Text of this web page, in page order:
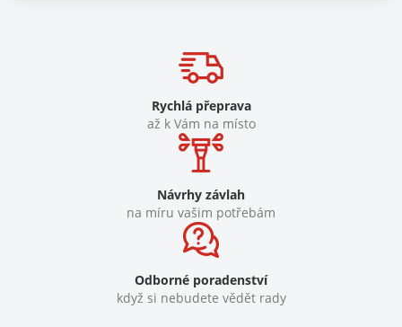
Rychlá přeprava
až k Vám na místo
Návrhy závlah
na míru vašim potřebám
Odborné poradenství
když si nebudete vědět rady